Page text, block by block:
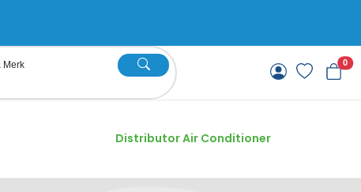
0
Distributor Air Conditioner